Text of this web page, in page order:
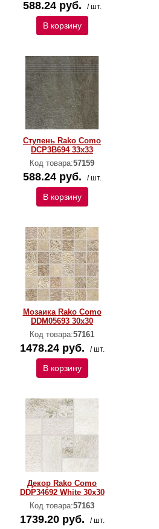
588.24 руб. / шт.
В корзину
Ступень Rako Como
DCP3B694 33x33
Код товара:57159
588.24 руб. / шт.
В корзину
Мозаика Rako Como
DDM05693 30x30
Код товара:57161
1478.24 руб. / шт.
В корзину
Декор Rako Como
DDP34692 White 30x30
Код товара:57163
1739.20 руб. / шт.